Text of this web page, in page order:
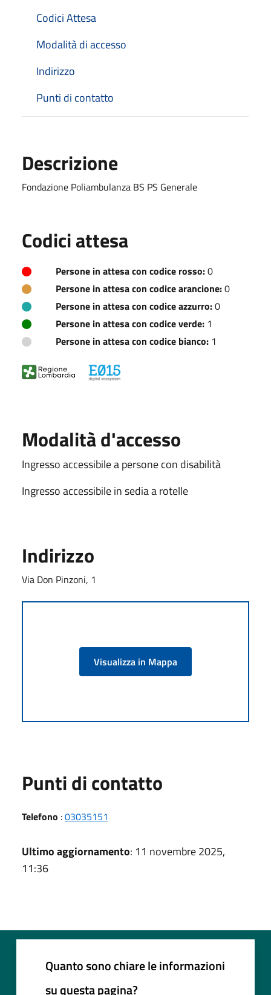
Codici Attesa
Modalità di accesso
Indirizzo
Punti di contatto
Descrizione
Fondazione Poliambulanza BS PS Generale
Codici attesa
Persone in attesa con codice rosso:0
Persone in attesa con codice arancione:0
Persone in attesa con codice azzurro:0
Persone in attesa con codice verde: 1
Persone in attesa con codice bianco: 1
Modalità d'accesso
Ingresso accessibile a persone con disabilità
Ingresso accessibile in sedia a rotelle
Indirizzo
Via Don Pinzoni, 1
Visualizza in Mappa
Punti di contatto
Telefono :03035151
Ultimo aggiornamento: 11 novembre 2025,
11:36
Quanto sono chiare le informazioni
su questa pagina?